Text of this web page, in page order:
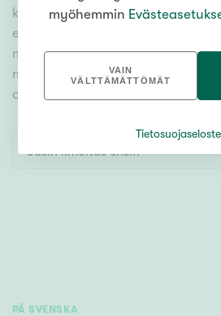
Rivitalo/paritalo
Omakoti-/erillistalo
Maa- tai metsätila
Vapaa-ajan asunto
kiinteistönvälittäjien
elämäsi tärkeimmässä
myytävät maatilat ja metsätilat
myös kätevää
omien toiveidesi mukaisen kodin.
Uusin ilmoitus ensin
PÅ SVENSKA
myöhemmin
VAIN
VÄLTTÄMÄTTÖMÄT
Tietosuojaseloste